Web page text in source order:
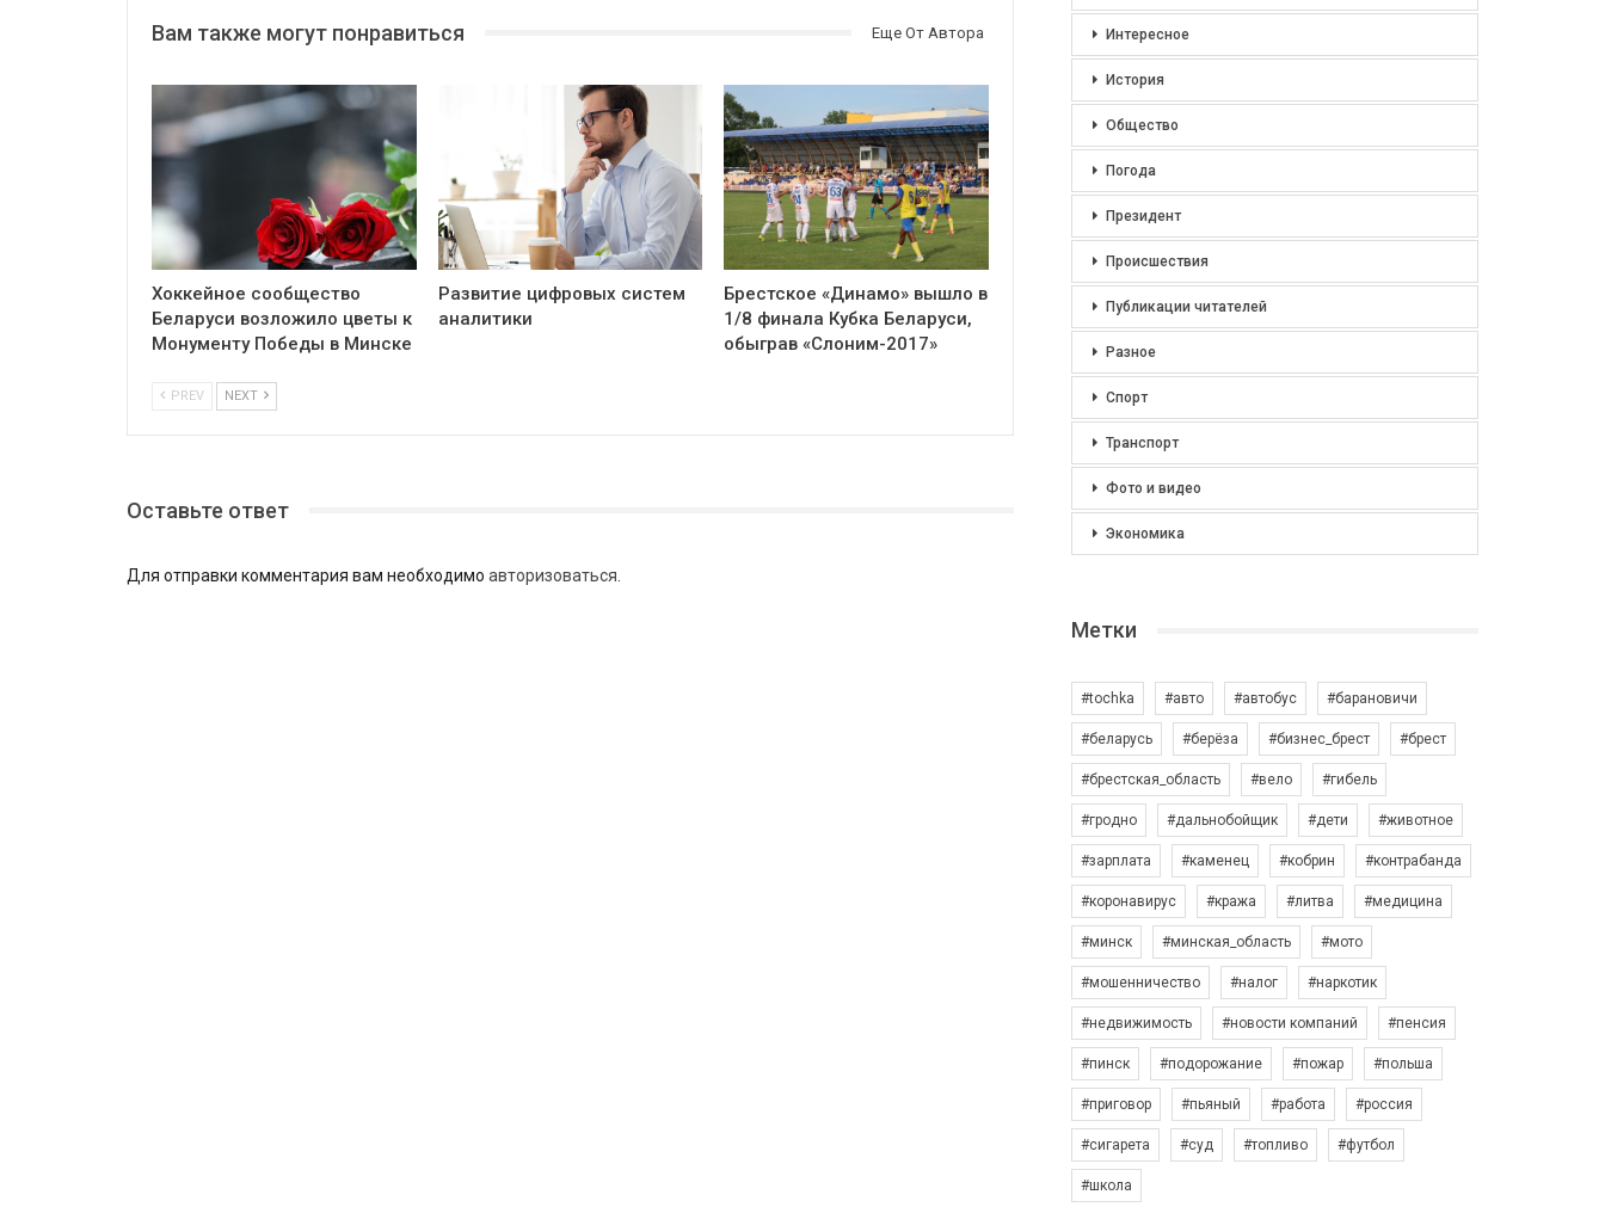
Вам также могут понравиться Еще От Автора
Хоккейное сообщество
Беларуси возложило цветы к
Монументу Победы в Минске
Развитие цифровых систем
аналитики
Брестское «Динамо» вышло в
1/8 финала Кубка Беларуси,
обыграв «Слоним-2017»
PREV NEXT
Оставьте ответ
Для отправки комментария вам необходимо авторизоваться
Интересное
История
Общество
Погода
Президент
Происшествия
Публикации читателей
Разное
Спорт
Транспорт
Фото и видео
Экономика
Метки
#tochka #авто #автобус #барановичи
#беларусь #берёза #бизнес_брест #брест
#брестская_область #вело #гибель
#гродно #дальнобойщик #дети #животное
#зарплата #каменец #кобрин #контрабанда
#коронавирус #кража #литва #медицина
#минск #минская_область #мото
#мошенничество #налог #наркотик
#недвижимость #новости компаний #пенсия
#пинск #подорожание #пожар #польша
#приговор #пьяный #работа #россия
#сигарета #суд #топливо #футбол
#школа